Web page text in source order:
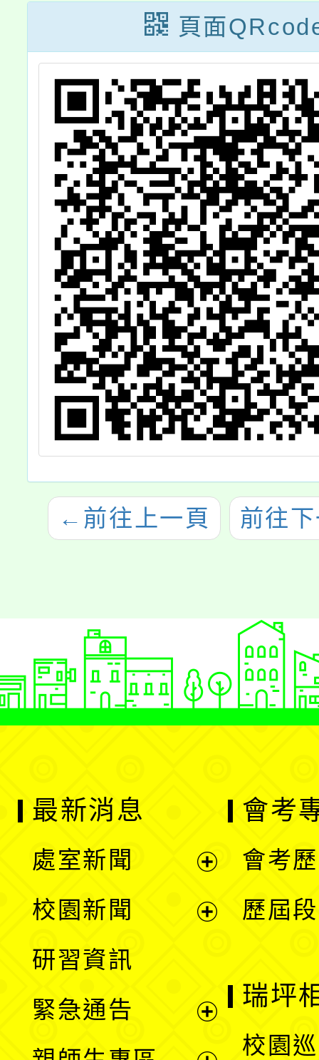
頁面
← 前往上一頁 前往
最新消息
處室新聞
單
校園新聞
選
研習資訊
緊急通告
會考
會考
歷屆
瑞坪
校園